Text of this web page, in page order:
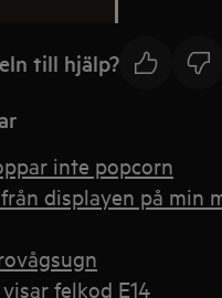
till hjälp?
inte popcorn
displayen på min
felkod E14